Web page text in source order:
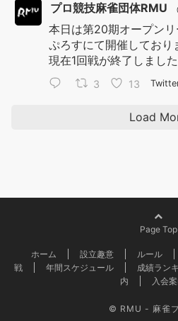
プロ競技麻雀団体RMU
本日は第20期オープン
ぷろすにて開催しており
現在1回戦が終了しました
3 13
Load
Page Top
ホーム 設立趣意 ルール
戦
年間スケジュール 成績ラン
内
入会
© RMU - 麻雀